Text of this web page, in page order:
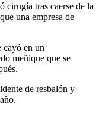
cirugía tras caerse de la
una empresa de
cayó en un
meñique que se
de resbalón y